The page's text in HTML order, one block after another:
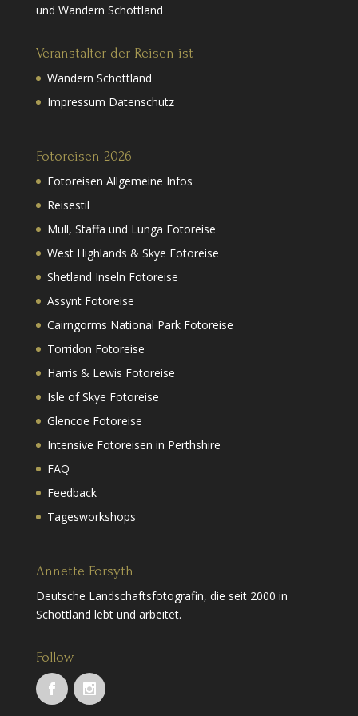
und Wandern Schottland
Veranstalter der Reisen ist
Wandern Schottland
Impressum Datenschutz
Fotoreisen 2026
Fotoreisen Allgemeine Infos
Reisestil
Mull, Staffa und Lunga Fotoreise
West Highlands & Skye Fotoreise
Shetland Inseln Fotoreise
Assynt Fotoreise
Cairngorms National Park Fotoreise
Torridon Fotoreise
Harris & Lewis Fotoreise
Isle of Skye Fotoreise
Glencoe Fotoreise
Intensive Fotoreisen in Perthshire
FAQ
Feedback
Tagesworkshops
Annette Forsyth
Deutsche Landschaftsfotografin, die seit 2000 in
Schottland lebt und arbeitet.
Follow